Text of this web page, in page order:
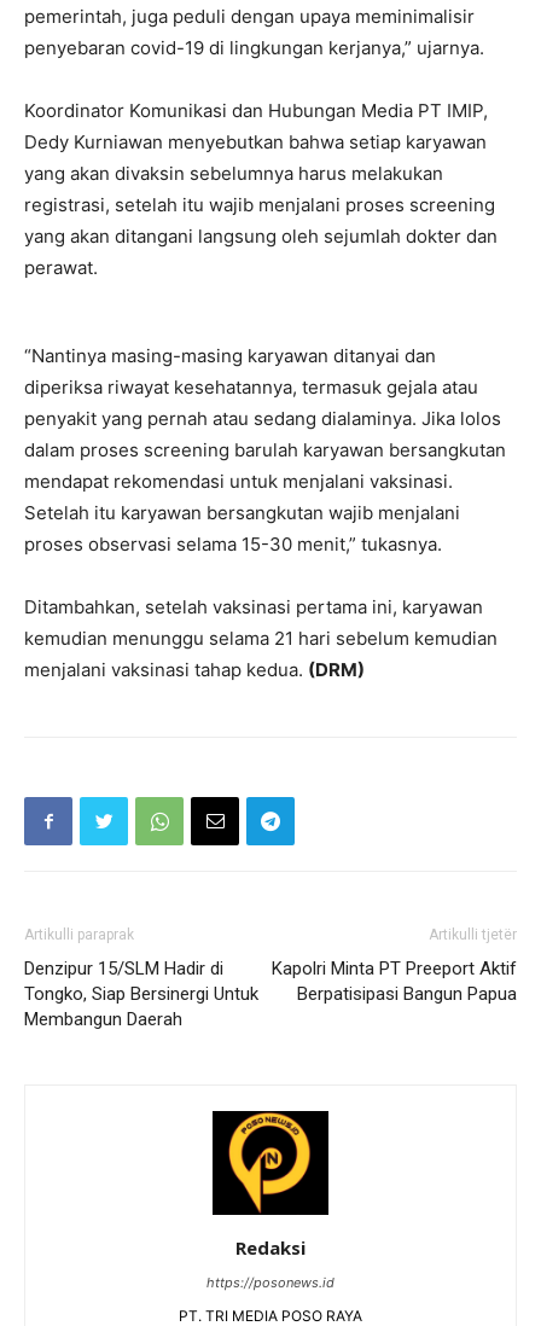
pemerintah, juga peduli dengan upaya meminimalisir
penyebaran covid-19 di lingkungan kerjanya,” ujarnya.
Koordinator Komunikasi dan Hubungan Media PT IMIP,
Dedy Kurniawan menyebutkan bahwa setiap karyawan
yang akan divaksin sebelumnya harus melakukan
registrasi, setelah itu wajib menjalani proses screening
yang akan ditangani langsung oleh sejumlah dokter dan
perawat.
“Nantinya masing-masing karyawan ditanyai dan
diperiksa riwayat kesehatannya, termasuk gejala atau
penyakit yang pernah atau sedang dialaminya. Jika lolos
dalam proses screening barulah karyawan bersangkutan
mendapat rekomendasi untuk menjalani vaksinasi.
Setelah itu karyawan bersangkutan wajib menjalani
proses observasi selama 15-30 menit,” tukasnya.
Ditambahkan, setelah vaksinasi pertama ini, karyawan
kemudian menunggu selama 21 hari sebelum kemudian
menjalani vaksinasi tahap kedua. (DRM)
Artikulli paraprak
Denzipur 15/SLM Hadir di
Tongko, Siap Bersinergi Untuk
Membangun Daerah
Artikulli tjetër
Kapolri Minta PT Preeport Aktif
Berpatisipasi Bangun Papua
Redaksi
https://posonews.id
PT. TRI MEDIA POSO RAYA